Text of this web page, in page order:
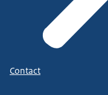
Contact